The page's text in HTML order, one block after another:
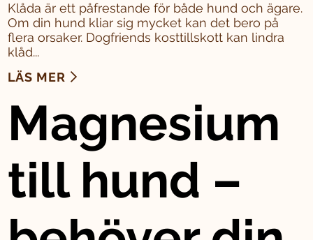
Klåda är ett påfrestande för både hund och ägare.
Om din hund kliar sig mycket kan det bero på
flera orsaker. Dogfriends kosttillskott kan lindra
klåd...
LÄS MER
Magnesium
till hund –